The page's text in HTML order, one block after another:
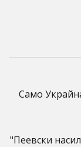
Само
"Пеевски